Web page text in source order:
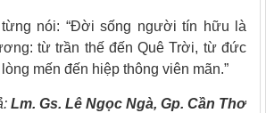
từng nói: “Đời sống người tín hữu là
từ trần thế đến Quê Trời, từ đức
mến đến hiệp thông viên mãn.”
Lm. Gs. Lê Ngọc Ngà, Gp. Cần Thơ